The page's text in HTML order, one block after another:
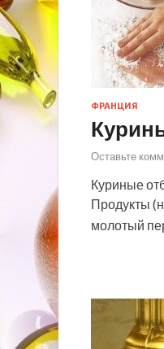
ФРАНЦИЯ
Оставьте
Куриные
Продукты
молотый